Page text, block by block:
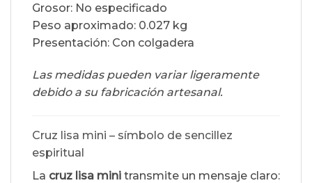
Grosor: No especificado
Peso aproximado: 0.027 kg
Presentación: Con colgadera
Las medidas pueden variar ligeramente
debido a su fabricación artesanal.
Cruz lisa mini – símbolo de sencillez
espiritual
La cruz lisa mini transmite un mensaje claro: